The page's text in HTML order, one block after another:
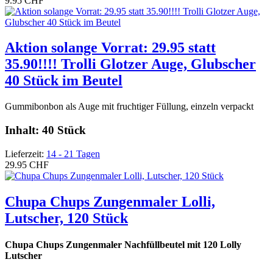
Aktion solange Vorrat: 29.95 statt
35.90!!!! Trolli Glotzer Auge, Glubscher
40 Stück im Beutel
Gummibonbon als Auge mit fruchtiger Füllung, einzeln verpackt
Inhalt: 40 Stück
Lieferzeit: 14 - 21 Tagen
29.95 CHF
Chupa Chups Zungenmaler Lolli,
Lutscher, 120 Stück
Chupa Chups Zungenmaler Nachfüllbeutel mit 120 Lolly
Lutscher